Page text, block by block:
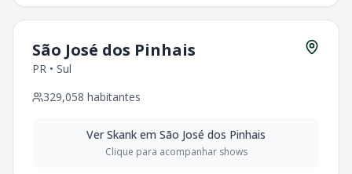
São José dos Pinhais
PR • Sul
329,058 habitantes
VerSkank em São José dos Pinhais
Clique para acompanhar shows